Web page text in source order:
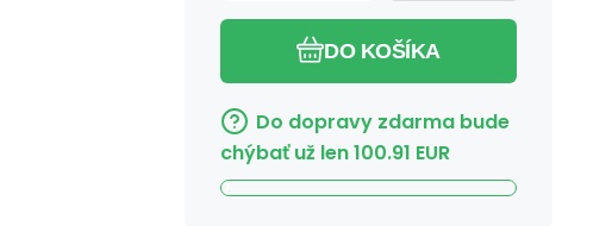
DO KOŠÍKA
Do dopravy zdarma bude
chýbať už len100.91 EUR